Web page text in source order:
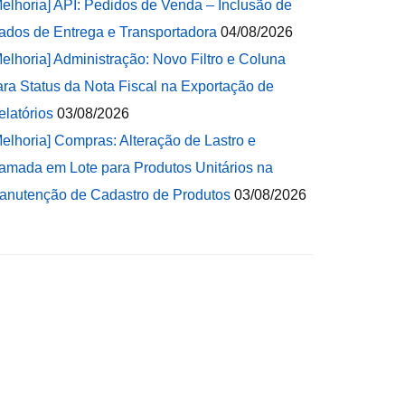
API: Pedidos de Venda – Inclusão de
de Entrega e Transportadora 04/08/2026
Administração: Novo Filtro e Coluna
Status da Nota Fiscal na Exportação de
03/08/2026
Compras: Alteração de Lastro e
em Lote para Produtos Unitários na
de Cadastro de Produtos 03/08/2026